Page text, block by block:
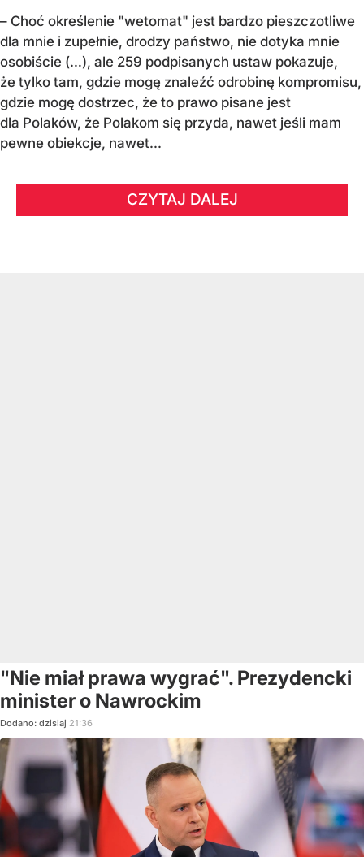
– Choć określenie "wetomat" jest bardzo pieszczotliwe
dla mnie i zupełnie, drodzy państwo, nie dotyka mnie
osobiście (…), ale 259 podpisanych ustaw pokazuje,
że tylko tam, gdzie mogę znaleźć odrobinę kompromisu,
gdzie mogę dostrzec, że to prawo pisane jest
dla Polaków, że Polakom się przyda, nawet jeśli mam
pewne obiekcje, nawet...
CZYTAJ DALEJ
"Nie miał prawa wygrać". Prezydencki
minister o Nawrockim
Dodano: dzisiaj 21:36